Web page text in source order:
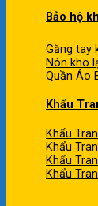
Bảo hộ
Găng tay
Nón kho
Quần Áo
Khẩu
Khẩu
Khẩu
Khẩu
Khẩu